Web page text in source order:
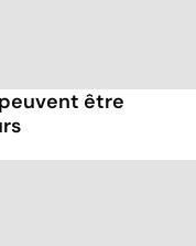
être